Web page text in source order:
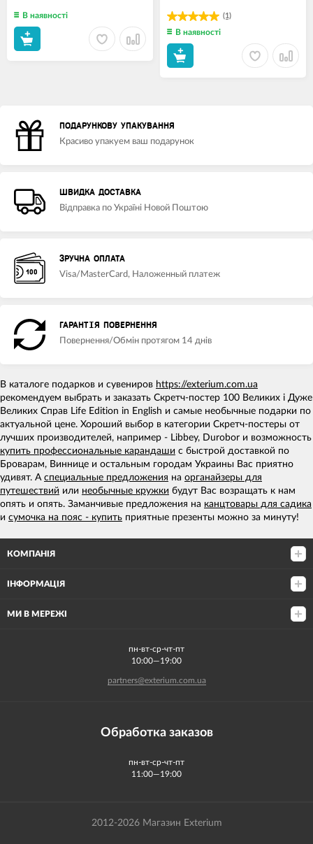
В наявності (1)
В наявності
ПОДАРУНКОВУ УПАКУВАННЯ
Красиво упакуем ваш подарунок
ШВИДКА ДОСТАВКА
Відправка по Україні Новой Поштою
ЗРУЧНА ОПЛАТА
Visa/MasterCard, Наложенный платеж
ГАРАНТІЯ ПОВЕРНЕННЯ
Повернення/Обмін протягом 14 днів
В каталоге подарков и сувениров https://exterium.com.ua
рекомендуем выбрать и заказать Cкретч-постер 100 Великих і Дуже
Великих Справ Life Edition in English и самые необычные подарки по
актуальной цене. Хороший выбор в категории Скретч-постеры от
лучших производителей, например - Libbey, Durobor и возможность
купить профессиональные карандаши с быстрой доставкой по
Броварам, Виннице и остальным городам Украины Вас приятно
удивят. А специальные предложения на органайзеры для
путешествий или необычные кружки будут Вас возращать к нам
опять и опять. Заманчивые предложения на канцтовары для садика
и сумочка на пояс - купить приятные презенты можно за минуту!
КОМПАНІЯ
ІНФОРМАЦІЯ
МИ В МЕРЕЖІ
пн-вт-ср-чт-пт
10:00—19:00
partners@exterium.com.ua
Обработка заказов
пн-вт-ср-чт-пт
11:00—19:00
2012-2026 Магазин Exterium